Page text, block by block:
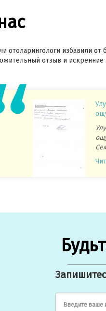
отоларингологи избавили
отзыв и искренние
Введите ваше